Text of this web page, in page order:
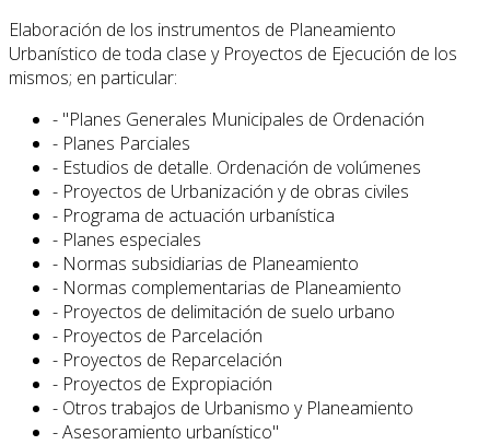
Elaboración de los instrumentos de Planeamiento
Urbanístico de toda clase y Proyectos de Ejecución de los
mismos; en particular:
- "Planes Generales Municipales de Ordenación
- Planes Parciales
- Estudios de detalle. Ordenación de volúmenes
- Proyectos de Urbanización y de obras civiles
- Programa de actuación urbanística
- Planes especiales
- Normas subsidiarias de Planeamiento
- Normas complementarias de Planeamiento
- Proyectos de delimitación de suelo urbano
- Proyectos de Parcelación
- Proyectos de Reparcelación
- Proyectos de Expropiación
- Otros trabajos de Urbanismo y Planeamiento
- Asesoramiento urbanístico"